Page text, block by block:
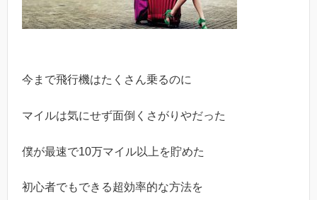
今まで飛行機はたくさん乗るのに
マイルは気にせず面倒くさがりやだった
僕が最速で10万マイル以上を貯めた
初心者でもできる超効率的な方法を